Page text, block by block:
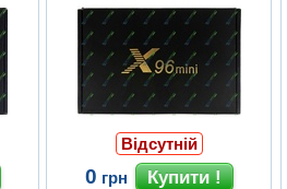
Відсутній
0 грн